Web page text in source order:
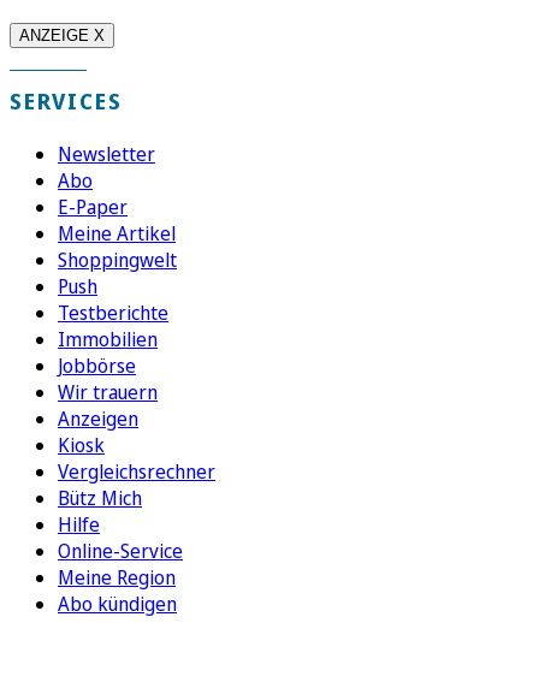
ANZEIGE X
SERVICES
Newsletter
Abo
E-Paper
Meine Artikel
Shoppingwelt
Push
Testberichte
Immobilien
Jobbörse
Wir trauern
Anzeigen
Kiosk
Vergleichsrechner
Bütz Mich
Hilfe
Online-Service
Meine Region
Abo kündigen